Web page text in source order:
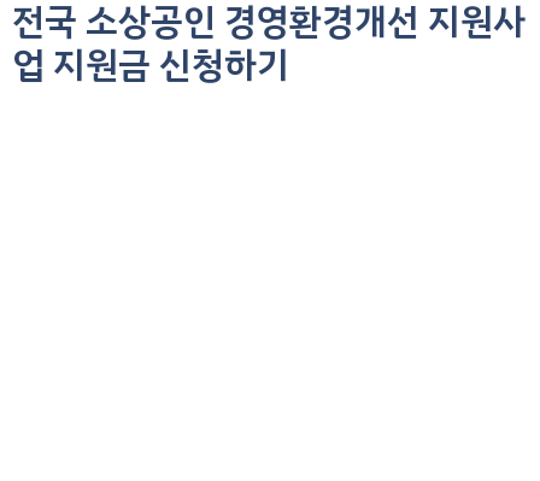
컨
텐전국 소상공인 경영환경개선 지원사
업 지원금 신청하기